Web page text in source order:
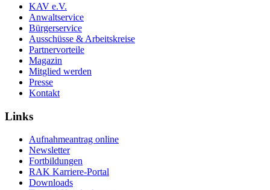
KAV e.V.
Anwaltservice
Bürgerservice
Ausschüsse & Arbeitskreise
Partnervorteile
Magazin
Mitglied werden
Presse
Kontakt
Links
Aufnahmeantrag online
Newsletter
Fortbildungen
RAK Karriere-Portal
Downloads